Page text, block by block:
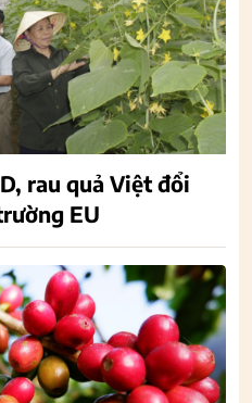
rau quả Việt đổi
EU